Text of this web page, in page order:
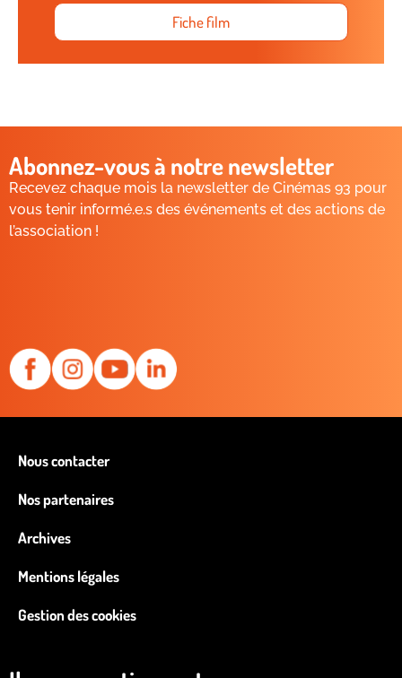
Fiche film
Abonnez-vous à notre newsletter
Recevez chaque mois la newsletter de Cinémas 93 pour
vous tenir informé.e.s des événements et des actions de
l’association !
Nous contacter
Nos partenaires
Archives
Mentions légales
Gestion des cookies